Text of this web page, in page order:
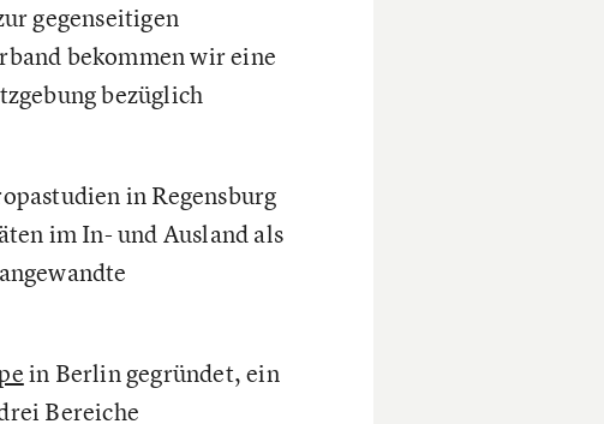
gegenseitigen
bekommen wir eine
bezüglich
in Regensburg
im In- und Ausland als
in Berlin gegründet, ein
Bereiche